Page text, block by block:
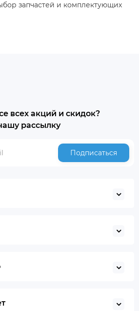
запчастей и комплектующих
всех акций и скидок?
рассылку
Подписаться